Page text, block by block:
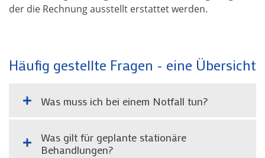
der die Rechnung ausstellt erstattet werden.
Häufig gestellte Fragen - eine Übersicht
Was muss ich bei einem Notfall tun?
Was gilt für geplante stationäre
Behandlungen?